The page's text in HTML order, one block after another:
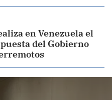
en Venezuela el
del Gobierno